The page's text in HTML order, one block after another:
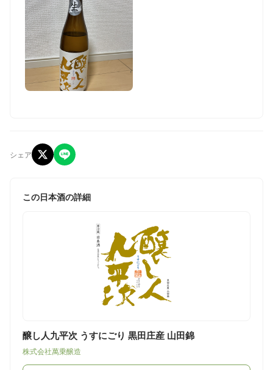
シェア
この日本酒の詳細
醸し人九平次 うすにごり 黒田庄産 山田錦
株式会社萬乗醸造